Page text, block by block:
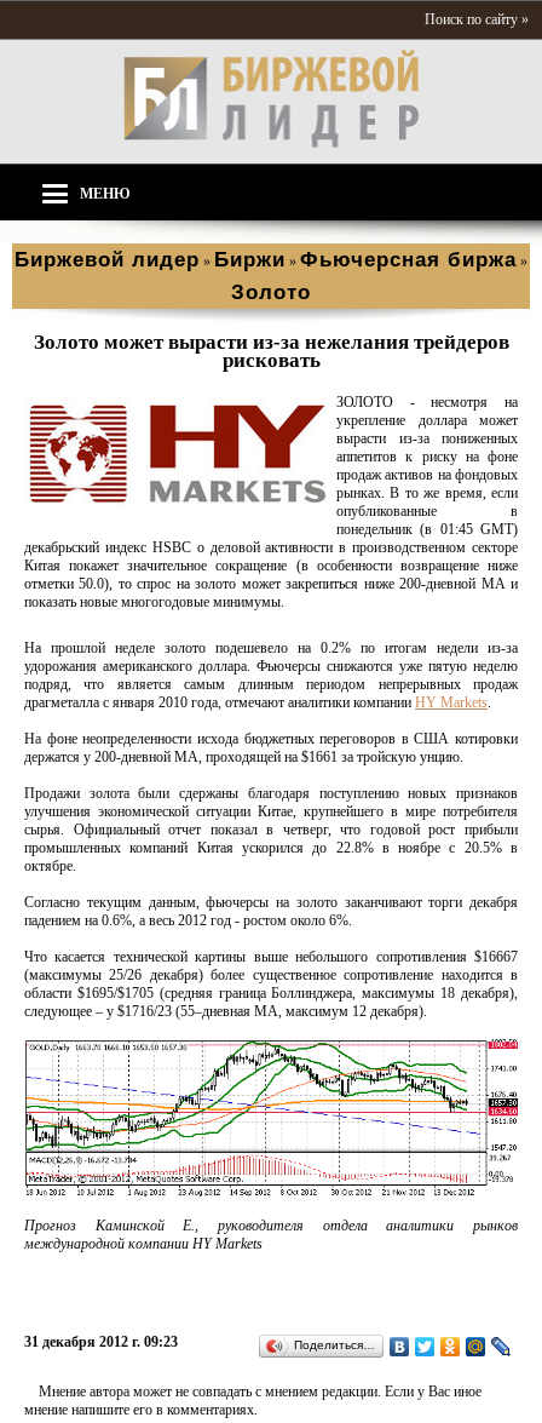
Поиск по сайту »
МЕНЮ
Биржевой лидер » Биржи » Фьючерсная биржа »
Золото
Золото может вырасти из-за нежелания трейдеров
рисковать
ЗОЛОТО - несмотря на
укрепление доллара может
вырасти из-за пониженных
аппетитов к риску на фоне
продаж активов на фондовых
рынках. В то же время, если
опубликованные в
понедельник (в 01:45 GMT)
декабрьский индекс HSBC о деловой активности в производственном секторе
Китая покажет значительное сокращение (в особенности возвращение ниже
отметки 50.0), то спрос на золото может закрепиться ниже 200-дневной МА и
показать новые многогодовые минимумы.
На прошлой неделе золото подешевело на 0.2% по итогам недели из-за
удорожания американского доллара. Фьючерсы снижаются уже пятую неделю
подряд, что является самым длинным периодом непрерывных продаж
драгметалла с января 2010 года, отмечают аналитики компании HY Markets.
На фоне неопределенности исхода бюджетных переговоров в США котировки
держатся у 200-дневной МА, проходящей на $1661 за тройскую унцию.
Продажи золота были сдержаны благодаря поступлению новых признаков
улучшения экономической ситуации Китае, крупнейшего в мире потребителя
сырья. Официальный отчет показал в четверг, что годовой рост прибыли
промышленных компаний Китая ускорился до 22.8% в ноябре с 20.5% в
октябре.
Согласно текущим данным, фьючерсы на золото заканчивают торги декабря
падением на 0.6%, а весь 2012 год - ростом около 6%.
Что касается технической картины выше небольшого сопротивления $16667
(максимумы 25/26 декабря) более существенное сопротивление находится в
области $1695/$1705 (средняя граница Боллинджера, максимумы 18 декабря),
следующее – у $1716/23 (55–дневная МА, максимум 12 декабря).
Прогноз Каминской Е., руководителя отдела аналитики рынков
международной компании HY Markets
31 декабря 2012 г. 09:23 Поделиться…
Мнение автора может не совпадать с мнением редакции. Если у Вас иное
мнение напишите его в комментариях.